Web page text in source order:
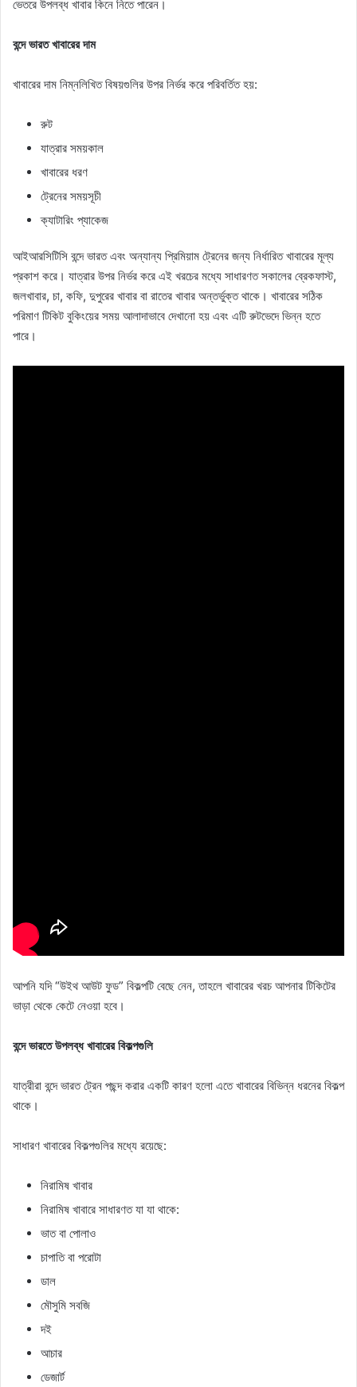
ভেতরে উপলব্ধ খাবার কিনে নিতে পারেন।
বন্দে ভারত খাবারের দাম
খাবারের দাম নিম্নলিখিত বিষয়গুলির উপর নির্ভর করে পরিবর্তিত হয়:
রুট
যাত্রার সময়কাল
খাবারের ধরণ
ট্রেনের সময়সূচী
ক্যাটারিং প্যাকেজ
আইআরসিটিসি বন্দে ভারত এবং অন্যান্য প্রিমিয়াম ট্রেনের জন্য নির্ধারিত খাবারের মূল্য
প্রকাশ করে। যাত্রার উপর নির্ভর করে এই খরচের মধ্যে সাধারণত সকালের ব্রেকফাস্ট,
জলখাবার, চা, কফি, দুপুরের খাবার বা রাতের খাবার অন্তর্ভুক্ত থাকে। খাবারের সঠিক
পরিমাণ টিকিট বুকিংয়ের সময় আলাদাভাবে দেখানো হয় এবং এটি রুটভেদে ভিন্ন হতে
পারে।
আপনি যদি “উইথ আউট ফুড” বিকল্পটি বেছে নেন, তাহলে খাবারের খরচ আপনার টিকিটের
ভাড়া থেকে কেটে নেওয়া হবে।
বন্দে ভারতে উপলব্ধ খাবারের বিকল্পগুলি
যাত্রীরা বন্দে ভারত ট্রেন পছন্দ করার একটি কারণ হলো এতে খাবারের বিভিন্ন ধরনের বিকল্প
থাকে।
সাধারণ খাবারের বিকল্পগুলির মধ্যে রয়েছে:
নিরামিষ খাবার
নিরামিষ খাবারে সাধারণত যা যা থাকে:
ভাত বা পোলাও
চাপাতি বা পরোটা
ডাল
মৌসুমি সবজি
দই
আচার
ডেজার্ট